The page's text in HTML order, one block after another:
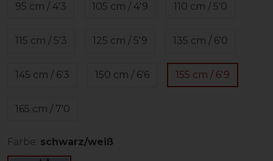
95 cm / 4'3 105 cm / 4'9 110 cm / 5'0
115 cm / 5'3 125 cm / 5'9 135 cm / 6'0
145 cm / 6'3 150 cm / 6'6 155 cm / 6'9
165 cm / 7'0
Farbe: schwarz/weiß